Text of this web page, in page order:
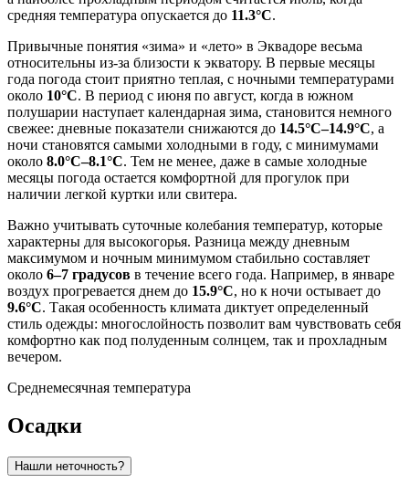
средняя температура опускается до 11.3°C.
Привычные понятия «зима» и «лето» в Эквадоре весьма
относительны из-за близости к экватору. В первые месяцы
года погода стоит приятно теплая, с ночными температурами
около 10°C. В период с июня по август, когда в южном
полушарии наступает календарная зима, становится немного
свежее: дневные показатели снижаются до 14.5°C–14.9°C, а
ночи становятся самыми холодными в году, с минимумами
около 8.0°C–8.1°C. Тем не менее, даже в самые холодные
месяцы погода остается комфортной для прогулок при
наличии легкой куртки или свитера.
Важно учитывать суточные колебания температур, которые
характерны для высокогорья. Разница между дневным
максимумом и ночным минимумом стабильно составляет
около 6–7 градусов в течение всего года. Например, в январе
воздух прогревается днем до 15.9°C, но к ночи остывает до
9.6°C. Такая особенность климата диктует определенный
стиль одежды: многослойность позволит вам чувствовать себя
комфортно как под полуденным солнцем, так и прохладным
вечером.
Среднемесячная температура
Осадки
Нашли неточность?